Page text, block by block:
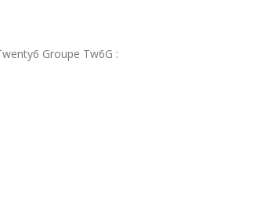
Groupe Tw6G :